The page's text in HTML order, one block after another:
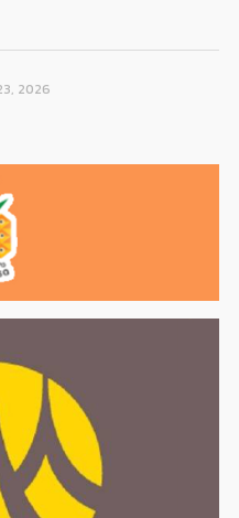
2026